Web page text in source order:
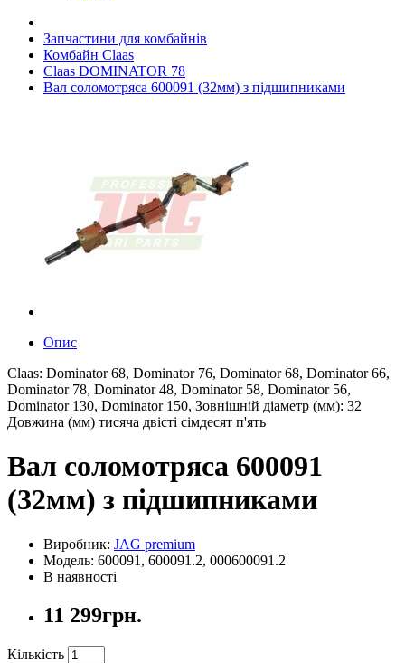
Запчастини для комбайнів
Комбайн Claas
Claas DOMINATOR 78
Вал соломотряса 600091 (32мм) з підшипниками
Опис
Claas: Dominator 68, Dominator 76, Dominator 68, Dominator 66,
Dominator 78, Dominator 48, Dominator 58, Dominator 56,
Dominator 130, Dominator 150, Зовнішній діаметр (мм): 32
Довжина (мм) тисяча двісті сімдесят п'ять
Вал соломотряса 600091
(32мм) з підшипниками
Виробник: JAG premium
Модель: 600091, 600091.2, 000600091.2
В наявності
11 299грн.
Кількість